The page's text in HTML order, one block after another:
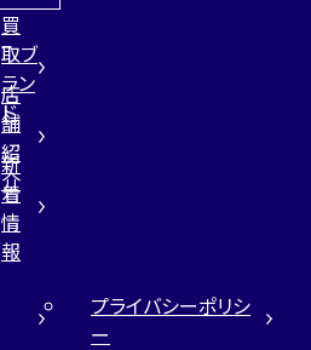
買
取ブ
ラン
ド
店
舗
紹
介
新
着
情
報
プライバシーポリシ
ー